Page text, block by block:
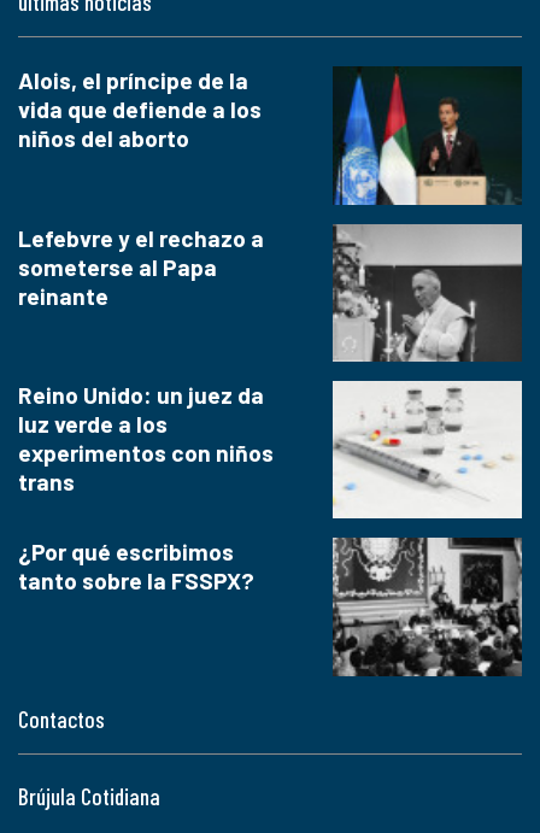
Contactos
Brújula Cotidiana
Alois, el príncipe de la
vida que defiende a los
niños del aborto
Lefebvre y el rechazo a
someterse al Papa
reinante
Reino Unido: un juez da
luz verde a los
experimentos con niños
trans
¿Por qué escribimos
tanto sobre la FSSPX?